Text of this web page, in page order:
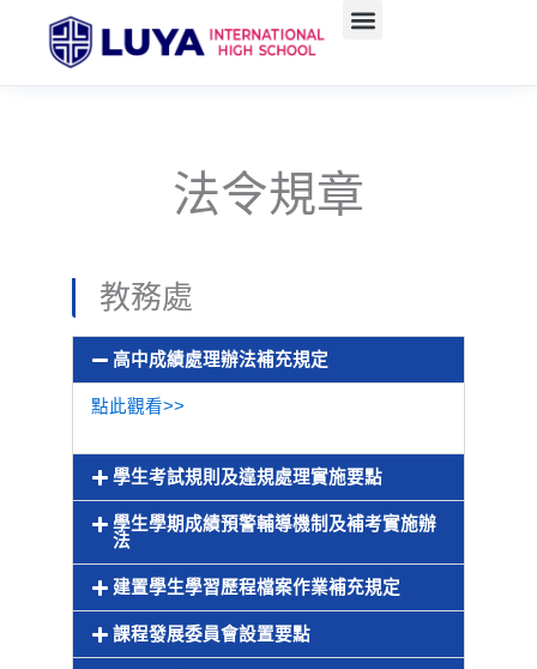
法令規章
教務處
高中成績處理辦法補充規定
點此觀看>>
學生考試規則及違規處理實施要點
學生學期成績預警輔導機制及補考實施辦
法
建置學生學習歷程檔案作業補充規定
課程發展委員會設置要點